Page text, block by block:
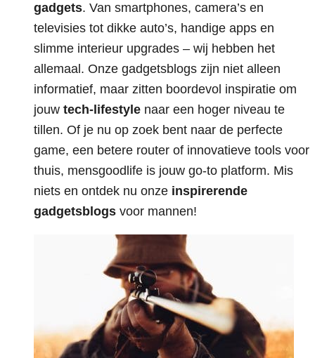
gadgets. Van smartphones, camera’s en
televisies tot dikke auto’s, handige apps en
slimme interieur upgrades – wij hebben het
allemaal. Onze gadgetsblogs zijn niet alleen
informatief, maar zitten boordevol inspiratie om
jouw tech-lifestyle naar een hoger niveau te
tillen. Of je nu op zoek bent naar de perfecte
game, een betere router of innovatieve tools voor
thuis, mensgoodlife is jouw go-to platform. Mis
niets en ontdek nu onze inspirerende
gadgetsblogs voor mannen!